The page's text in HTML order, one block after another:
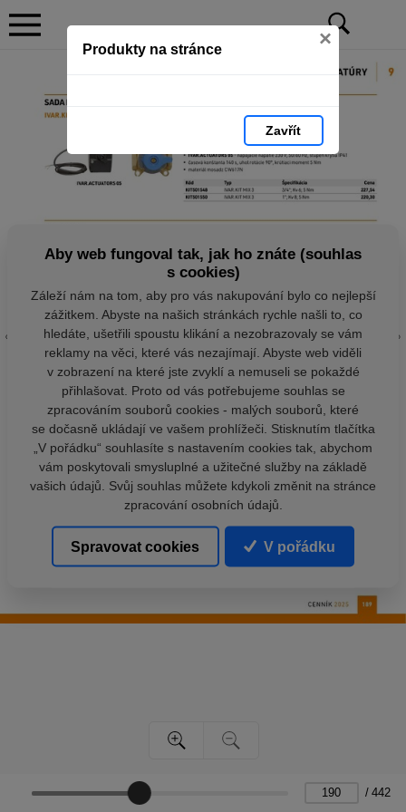
Produkty na stránce ×
Zavřít
/ 442
Aby web fungoval tak, jak ho znáte (souhlas
s cookies)
Záleží nám na tom, aby pro vás nakupování bylo co nejlepší
zážitkem. Abyste na našich stránkách rychle našli to, co
hledáte, ušetřili spoustu klikání a nezobrazovaly se vám
reklamy na věci, které vás nezajímají. Abyste web viděli
v zobrazení na které jste zvyklí a nemuseli se pokaždé
přihlašovat. Proto od vás potřebujeme souhlas se
zpracováním souborů cookies - malých souborů, které
se dočasně ukládají ve vašem prohlížeči. Stisknutím tlačítka
„V pořádku“ souhlasíte s nastavením cookies tak, abychom
vám poskytovali smysluplné a užitečné služby na základě
vašich údajů. Svůj souhlas můžete kdykoli změnit na stránce
zpracování osobních údajů.
Spravovat cookies V pořádku